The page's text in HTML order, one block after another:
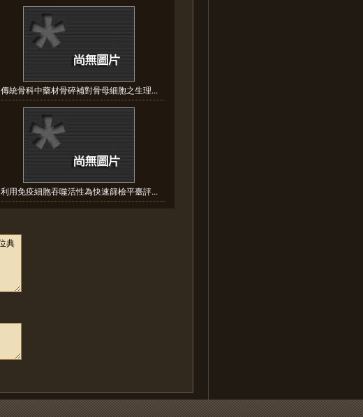
傳統骨科中藥材骨碎補對骨母細胞之生理...
利用免疫細胞吞噬活性為快速篩檢平臺評...